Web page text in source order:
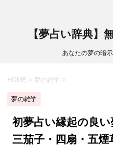
【夢占い辞典】
あなたの夢の暗
HOME > 夢の雑学 >
夢の雑学
初夢占い縁起の良い
三茄子・四扇・五煙